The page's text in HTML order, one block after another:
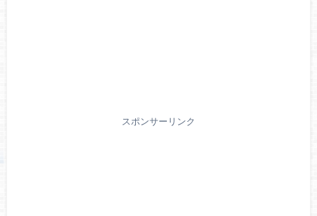
スポンサーリンク